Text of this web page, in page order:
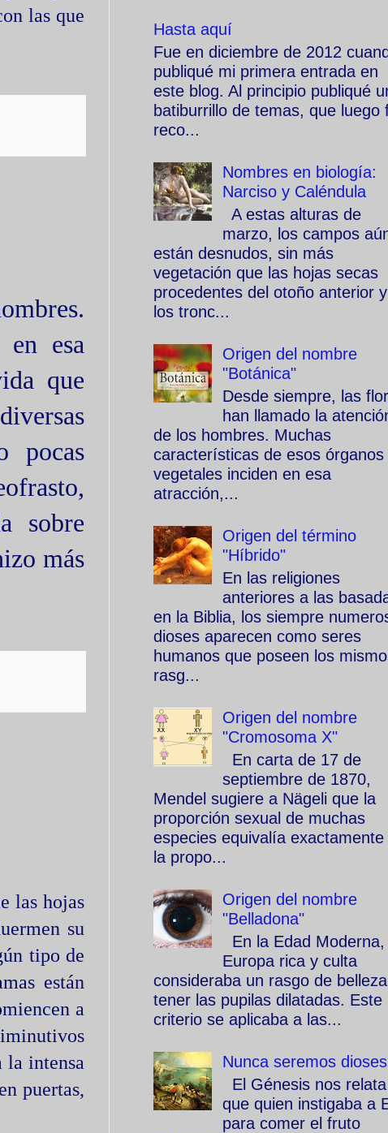
las que
en esa
que
pocas
sobre
más
las hojas
su
tipo de
están
a
la intensa
puertas,
Hasta aquí
Fue en diciembre de 2012
publiqué mi primera entrada en
este blog. Al principio publiqué
batiburrillo de temas, que luego
reco...
Nombres en biología:
Narciso y Caléndula
A estas alturas de
marzo, los campos
están desnudos, sin más
vegetación que las hojas secas
procedentes del otoño anterior y
los tronc...
Origen del nombre
"Botánica"
Desde siempre, las
han llamado la
de los hombres. Muchas
características de esos órganos
vegetales inciden en esa
atracción,...
Origen del término
"Híbrido"
En las religiones
anteriores a las
en la Biblia, los siempre
dioses aparecen como seres
humanos que poseen los
rasg...
Origen del nombre
"Cromosoma X"
En carta de 17 de
septiembre de 1870,
Mendel sugiere a Nägeli que la
proporción sexual de muchas
especies equivalía exactamente
la propo...
Origen del nombre
"Belladona"
En la Edad Moderna,
Europa rica y culta
consideraba un rasgo de
tener las pupilas dilatadas. Este
criterio se aplicaba a las...
Nunca seremos dioses
El Génesis nos relata
que quien instigaba a
para comer el fruto